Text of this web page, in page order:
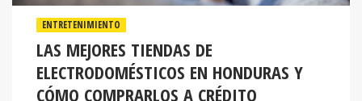
LAS MEJORES TIENDAS DE
ELECTRODOMÉSTICOS EN HONDURAS Y
CÓMO COMPRARLOS A CRÉDITO